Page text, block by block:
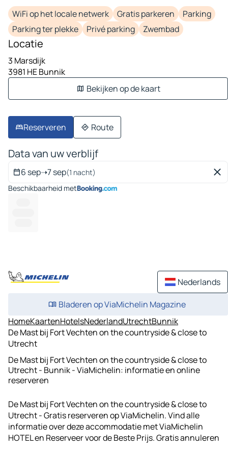
WiFi op het locale netwerk Gratis parkeren
Parking
Parking ter plekke
Privé parking Zwembad
Locatie
3 Marsdijk
3981 HE Bunnik
Bekijken op de kaart
Reserveren Route
Data van uw verblijf
6 sep➝7 sep(1 nacht)
Beschikbaarheid met
Nederlands
Bladeren op ViaMichelin Magazine
HomeKaartenHotelsNederlandUtrechtBunnik
De Mast bij Fort Vechten on the countryside & close to
Utrecht
De Mast bij Fort Vechten on the countryside & close to
Utrecht - Bunnik - ViaMichelin: informatie en online
reserveren
De Mast bij Fort Vechten on the countryside & close to
Utrecht - Gratis reserveren op ViaMichelin. Vind alle
informatie over deze accommodatie met ViaMichelin
HOTEL en Reserveer voor de Beste Prijs. Gratis annuleren